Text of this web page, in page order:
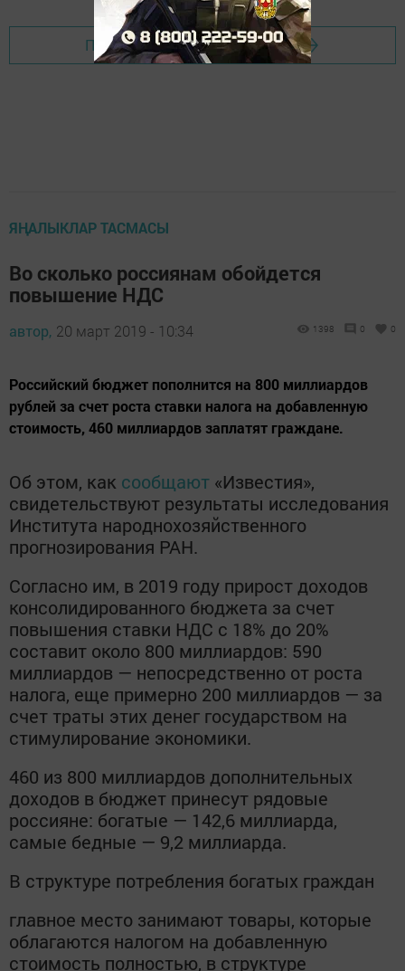
Перейти на страницу новости
ЯҢАЛЫКЛАР ТАСМАСЫ
Во сколько россиянам обойдется
повышение НДС
автор, 20 март 2019 - 10:34 1398 0 0
Российский бюджет пополнится на 800 миллиардов
рублей за счет роста ставки налога на добавленную
стоимость, 460 миллиардов заплатят граждане.
Об этом, как сообщают «Известия»,
свидетельствуют результаты исследования
Института народнохозяйственного
прогнозирования РАН.
Согласно им, в 2019 году прирост доходов
консолидированного бюджета за счет
повышения ставки НДС с 18% до 20%
составит около 800 миллиардов: 590
миллиардов — непосредственно от роста
налога, еще примерно 200 миллиардов — за
счет траты этих денег государством на
стимулирование экономики.
460 из 800 миллиардов дополнительных
доходов в бюджет принесут рядовые
россияне: богатые — 142,6 миллиарда,
самые бедные — 9,2 миллиарда.
В структуре потребления богатых граждан
главное место занимают товары, которые
облагаются налогом на добавленную
стоимость полностью, в структуре